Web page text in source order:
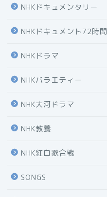
NHKドキュメンタリー
NHKドキュメント72時間
NHKドラマ
NHKバラエティー
NHK大河ドラマ
NHK教養
NHK紅白歌合戦
SONGS